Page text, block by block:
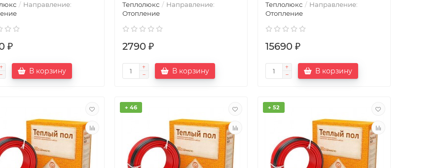
Направление:
₽
В корзину
Теплолюкс
Направление:
Отопление
2790 ₽
В корзину
Теплолюкс
Направление:
Отопление
15690 ₽
В корзину
+ 46 + 52